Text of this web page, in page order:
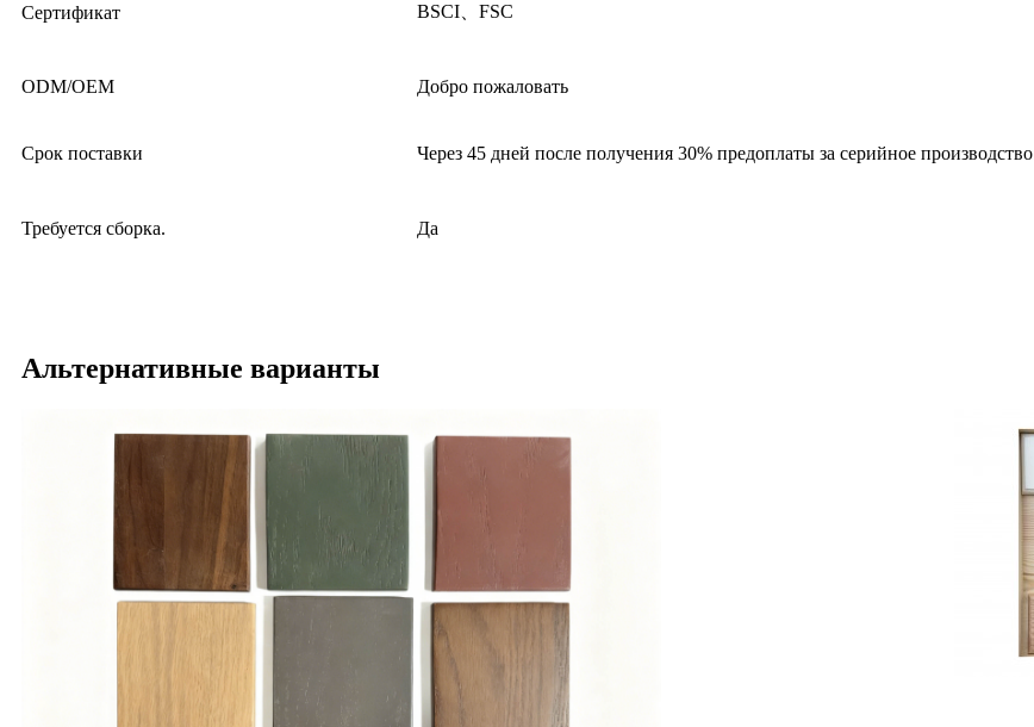
Сертификат BSCI、FSC
ODM/OEM Добро пожаловать
Срок поставки Через 45 дней после получения 30% предоплаты за серийное производство
Требуется сборка. Да
Альтернативные варианты